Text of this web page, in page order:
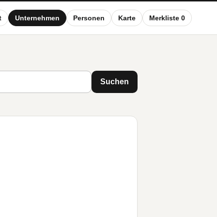
Unternehmen Personen Karte Merkliste 0
Suchen